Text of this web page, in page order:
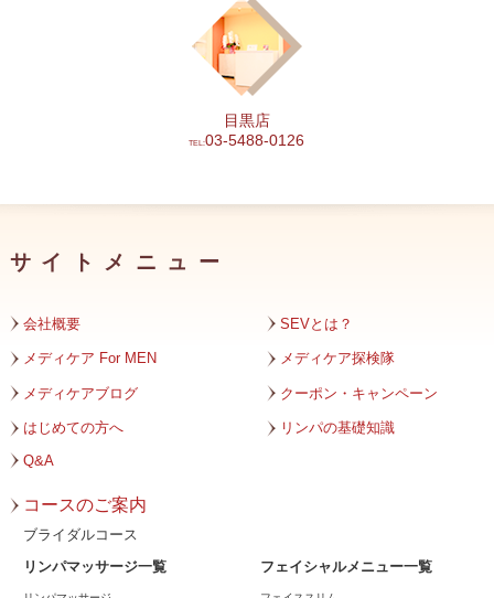
2023年11月
2023年10月
2023年9月
2023年8月
2023年5月
2023年4月
目黒店
TEL:03-5488-0126
サイトメニュー
会社概要 SEVとは？
メディケア For MEN メディケア探検隊
メディケアブログ クーポン・キャンペーン
はじめての方へ リンパの基礎知識
Q&A
コースのご案内
ブライダルコース
リンパマッサージ一覧 フェイシャルメニュー一覧